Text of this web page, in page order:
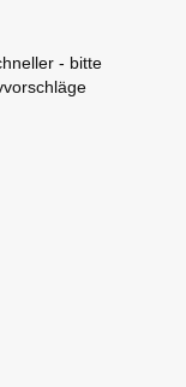
- bitte